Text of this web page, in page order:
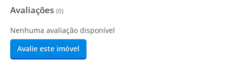
Avaliações (0)
Nenhuma avaliação disponível
Avalie este imóvel